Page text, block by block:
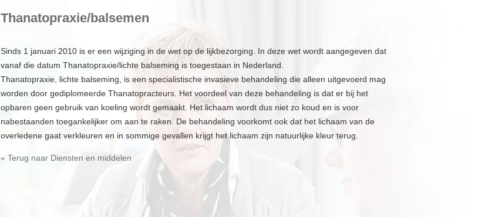
Thanatopraxie/balsemen
Sinds 1 januari 2010 is er een wijziging in de wet op de lijkbezorging. In deze wet wordt aangegeven dat
vanaf die datum Thanatopraxie/lichte balseming is toegestaan in Nederland.
Thanatopraxie, lichte balseming, is een specialistische invasieve behandeling die alleen uitgevoerd mag
worden door gediplomeerde Thanatopracteurs. Het voordeel van deze behandeling is dat er bij het
opbaren geen gebruik van koeling wordt gemaakt. Het lichaam wordt dus niet zo koud en is voor
nabestaanden toegankelijker om aan te raken. De behandeling voorkomt ook dat het lichaam van de
overledene gaat verkleuren en in sommige gevallen krijgt het lichaam zijn natuurlijke kleur terug.
« Terug naar Diensten en middelen